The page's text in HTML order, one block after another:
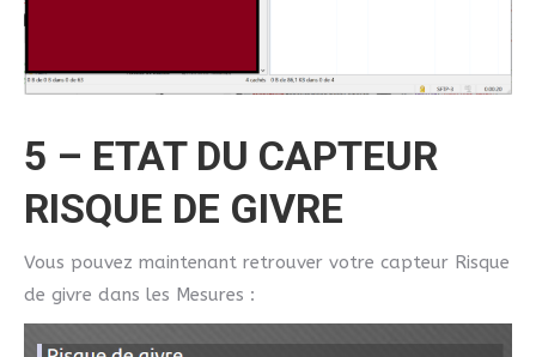
5 – ETAT DU CAPTEUR
RISQUE DE GIVRE
Vous pouvez maintenant retrouver votre capteur Risque
de givre dans les Mesures :